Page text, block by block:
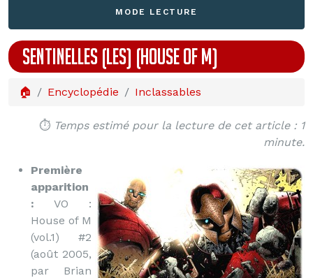
MODE LECTURE
SENTINELLES (LES) (HOUSE OF M)
🏠 Encyclopédie Inclassables
⏱️ Temps estimé pour la lecture de cet article : 1
minute.
Première
apparition
: VO :
House of M
(vol.1) #2
(août 2005,
par Brian